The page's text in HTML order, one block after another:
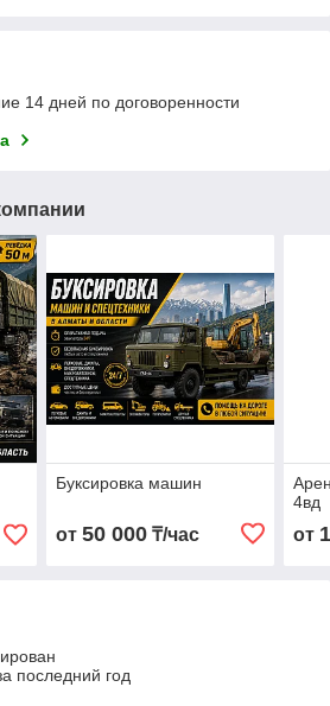
14 дней по договоренности
Буксировка машин
от 50 000₸/час
4вд
от
последний год